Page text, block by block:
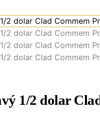
1/2 dolar